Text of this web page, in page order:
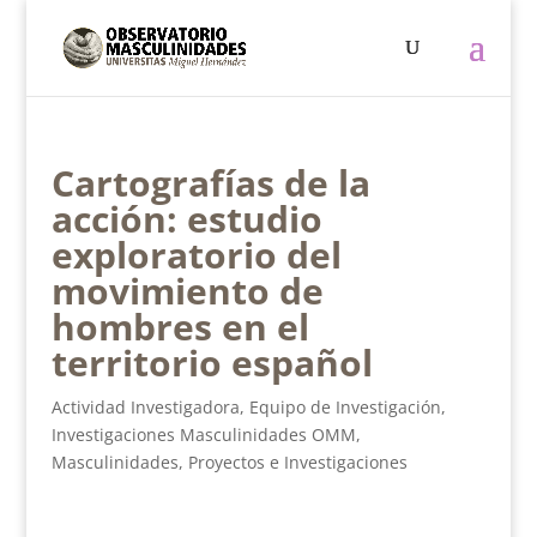
Cartografías de la
acción: estudio
exploratorio del
movimiento de
hombres en el
territorio español
Actividad Investigadora, Equipo de Investigación,
Investigaciones Masculinidades OMM,
Masculinidades, Proyectos e Investigaciones